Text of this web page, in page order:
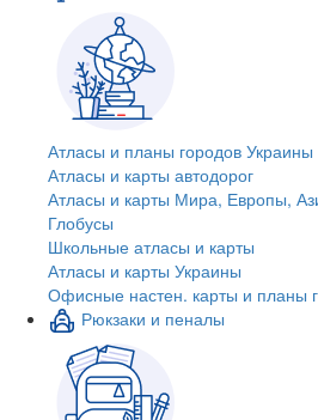
Атласы и планы городов Украины
Атласы и карты автодорог
Атласы и карты Мира, Европы,
Глобусы
Школьные атласы и карты
Атласы и карты Украины
Офисные настен. карты и планы
Рюкзаки и пеналы